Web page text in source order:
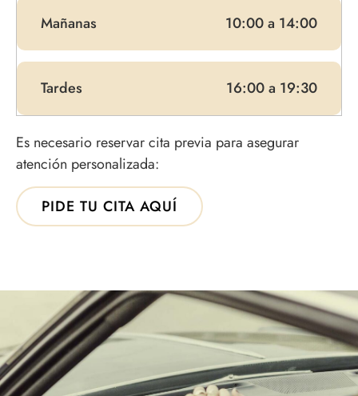
Mañanas
10:00 a 14:00
Tardes 16:00 a 19:30
Es necesario reservar cita previa para asegurar
atención personalizada:
PIDE TU CITA AQUÍ